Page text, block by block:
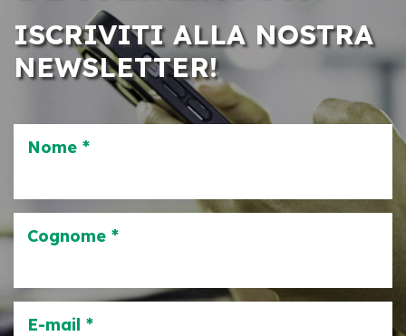
ISCRIVITI ALLA NOSTRA
NEWSLETTER!
Nome *
Cognome *
E-mail *